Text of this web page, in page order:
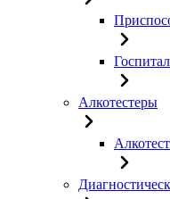
Алкотестеры